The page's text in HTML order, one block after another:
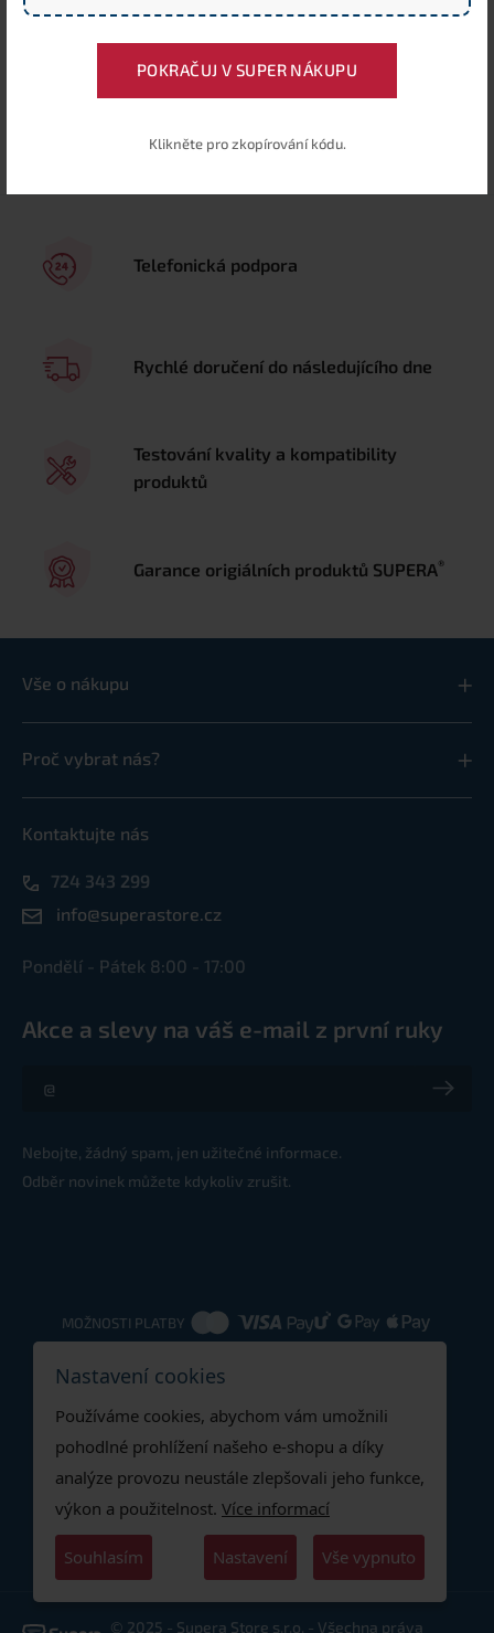
POKRAČUJ V SUPER NÁKUPU
Klikněte pro zkopírování kódu.
Telefonická podpora
Rychlé doručení do následujícího dne
Testování kvality a kompatibility
produktů
Garance origiálních produktů SUPERA®
Vše o nákupu
Proč vybrat nás?
Kontaktujte nás
724 343 299
info@superastore.cz
Pondělí - Pátek 8:00 - 17:00
Akce a slevy na váš e-mail z první ruky
Akce a slevy na váš e-mail z první ruky
Nebojte, žádný spam, jen užitečné informace.
Odběr novinek můžete kdykoliv zrušit.
MOŽNOSTI PLATBY
© 2025 - Supera Store s.r.o. - Všechna práva
Nastavení cookies
Používáme cookies, abychom vám umožnili
pohodlné prohlížení našeho e-shopu a díky
analýze provozu neustále zlepšovali jeho funkce,
výkon a použitelnost. Více informací
Souhlasím Nastavení Vše vypnuto